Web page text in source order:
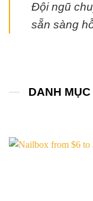
Đội ngũ
sẵn sàng
DANH